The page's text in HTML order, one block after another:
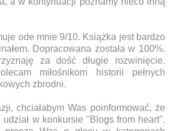
ode mnie 9/10. Książka jest bardzo
Dopracowana została w 100%.
za dość długie rozwinięcie.
miłośnikom historii pełnych
zbrodni.
chciałabym Was poinformować, że
w konkursie "Blogs from heart".